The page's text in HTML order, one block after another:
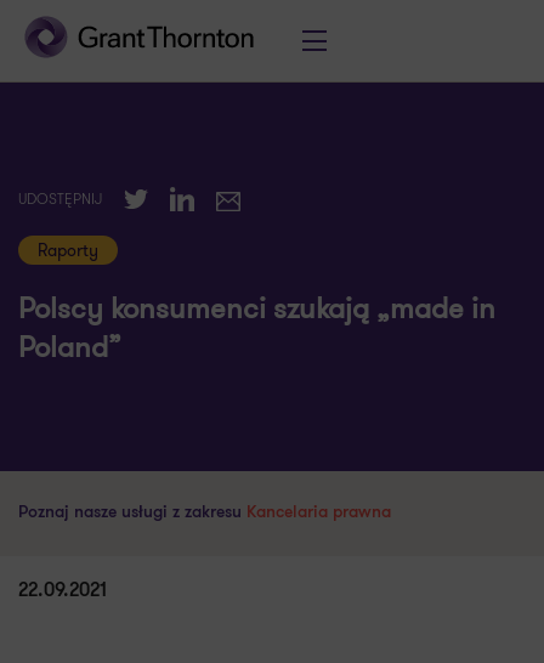
UDOSTĘPNIJ TwitterLinkedIn
E-mail
Raporty
Polscy konsumenci szukają „made in
Poland”
Poznaj nasze usługi z zakresu Kancelaria prawna
22.09.2021